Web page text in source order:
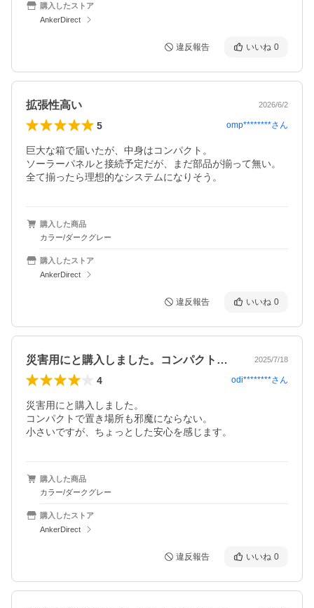
購入したストア
AnkerDirect
違反報告 いいね 0
拡張性高い 2026/6/2
5 omp********さん
巨大な箱で届いたが、中身はコンパクト。
ソーラーパネルと接続予定だが、まだ部品が揃って無い。
全て揃ったら理想的なシステムになりそう。
購入した商品
カラー/ダークグレー
購入したストア
AnkerDirect
違反報告 いいね 0
災害用にと購入しました。コンパクトで置… 2025/7/18
4 odi********さん
災害用にと購入しました。
コンパクトで置き場所も邪魔にならない。
小さいですが、ちょっとした安心を感じます。
購入した商品
カラー/ダークグレー
購入したストア
AnkerDirect
違反報告 いいね 0